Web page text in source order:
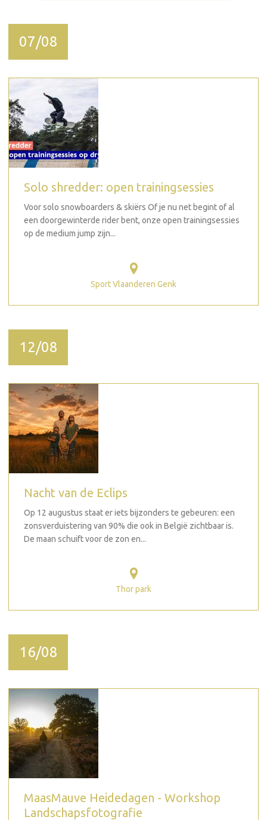
07/08
Solo shredder: open trainingsessies
Voor solo snowboarders & skiërs Of je nu net begint of al
een doorgewinterde rider bent, onze open trainingsessies
op de medium jump zijn...
Sport Vlaanderen Genk
12/08
Nacht van de Eclips
Op 12 augustus staat er iets bijzonders te gebeuren: een
zonsverduistering van 90% die ook in België zichtbaar is.
De maan schuift voor de zon en...
Thor park
16/08
MaasMauve Heidedagen - Workshop
Landschapsfotografie